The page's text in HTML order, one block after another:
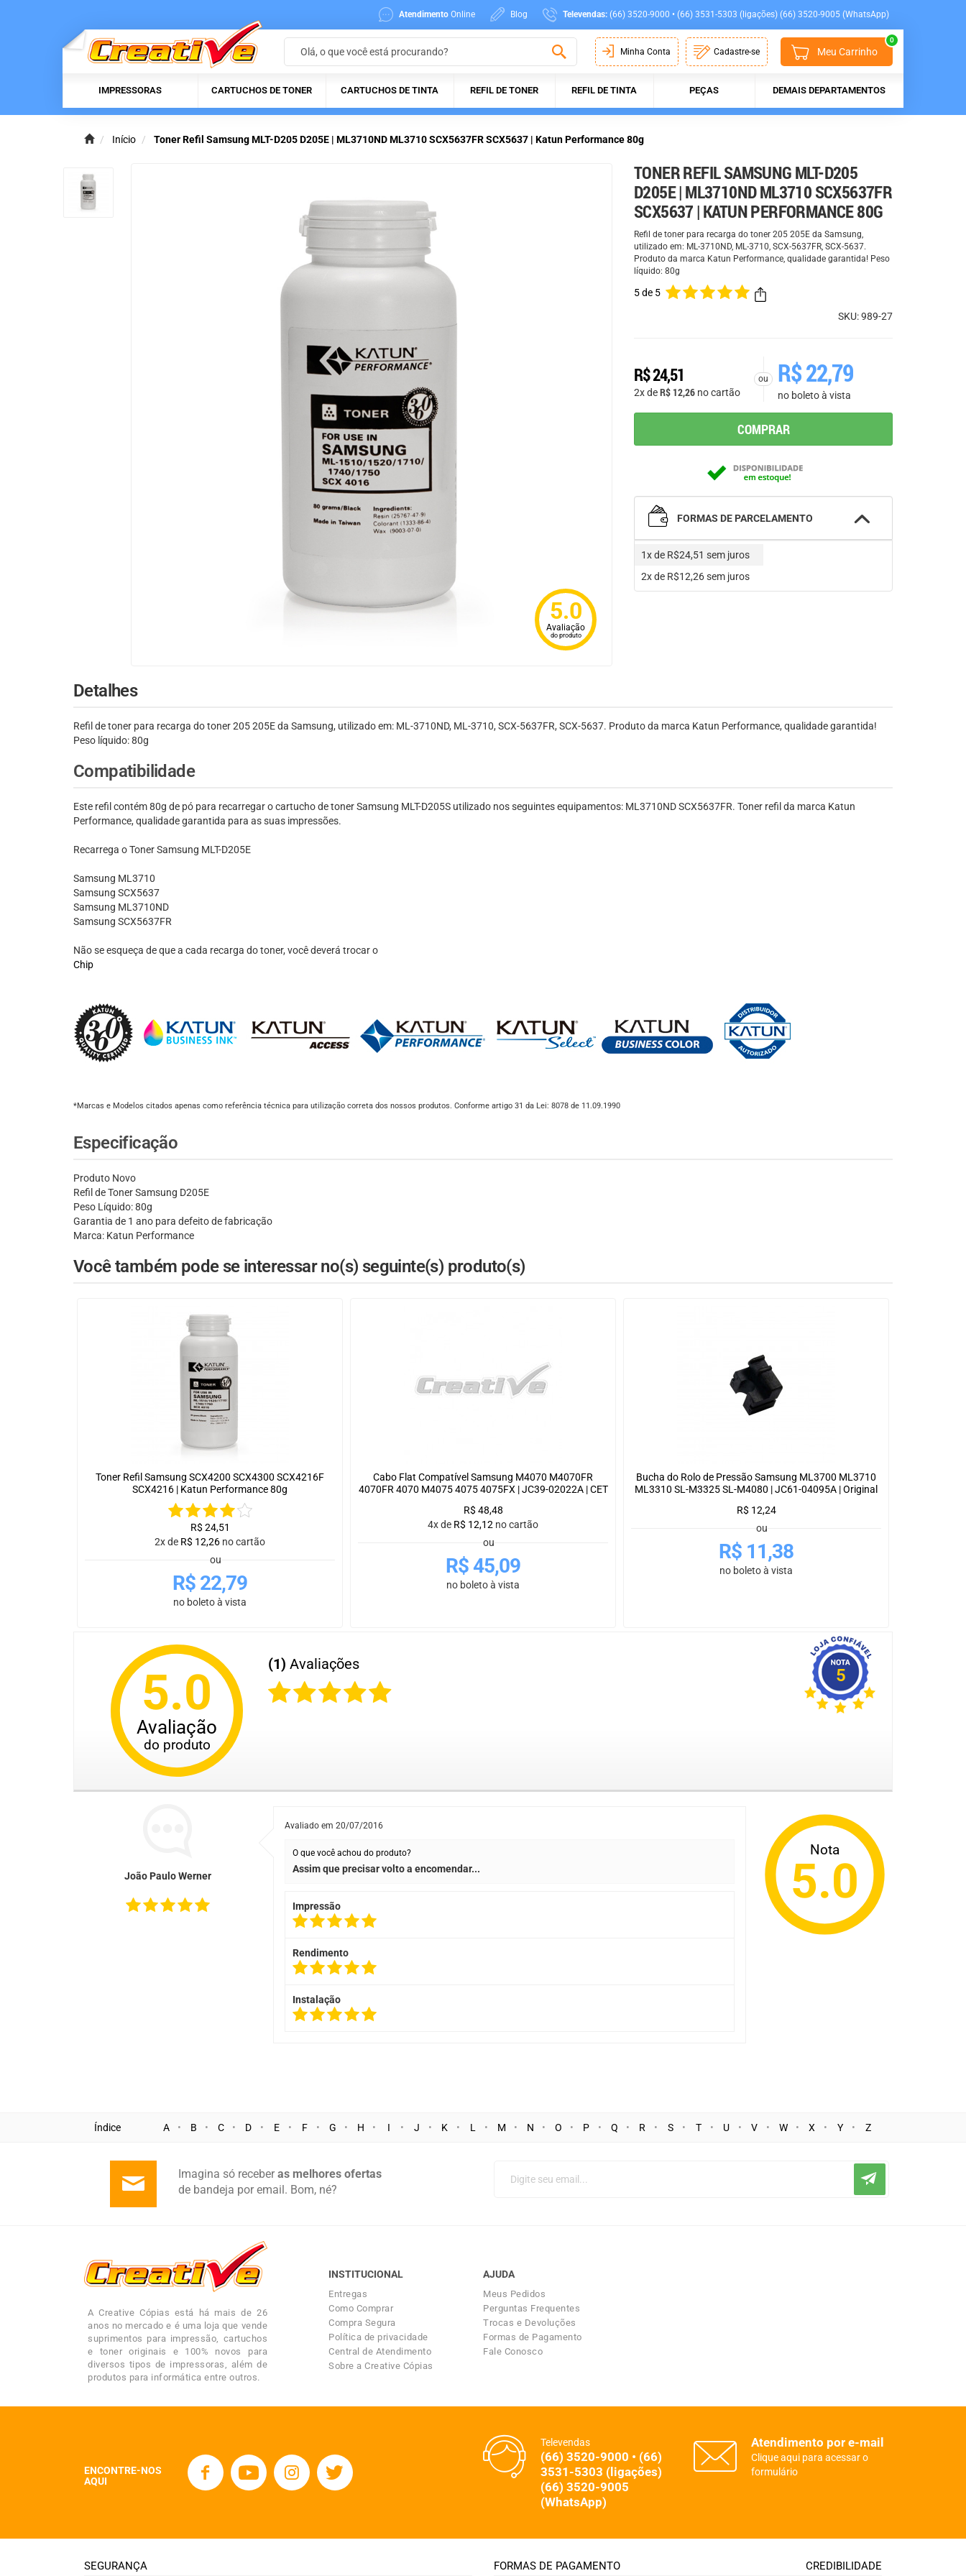
Atendimento Online Blog Televendas: (66) 3520-9000 • (66) 3531-5303 (ligações) (66) 3520-9005 (WhatsApp)
Minha Conta Cadastre-se Meu Carrinho
0
IMPRESSORAS CARTUCHOS DE TONER CARTUCHOS DE TINTA REFIL DE TONER REFIL DE TINTA PEÇAS DEMAIS DEPARTAMENTOS
Início Toner Refil Samsung MLT-D205 D205E | ML3710ND ML3710 SCX5637FR SCX5637 | Katun Performance 80g
5.0
Avaliação
do produto
TONER REFIL SAMSUNG MLT-D205
D205E | ML3710ND ML3710 SCX5637FR
SCX5637 | KATUN PERFORMANCE 80G
Refil de toner para recarga do toner 205 205E da Samsung,
utilizado em: ML-3710ND, ML-3710, SCX-5637FR, SCX-5637.
Produto da marca Katun Performance, qualidade garantida! Peso
líquido: 80g
5 de 5
SKU: 989-27
R$24,51
2x deR$ 12,26 no cartão
ou R$22,79
no boleto à vista
COMPRAR
FORMAS DE PARCELAMENTO
1x de R$24,51 sem juros
2x de R$12,26sem juros
Detalhes
Refil de toner para recarga do toner 205 205E da Samsung, utilizado em: ML-3710ND, ML-3710, SCX-5637FR, SCX-5637. Produto da marca Katun Performance, qualidade garantida!
Peso líquido: 80g
Compatibilidade
Este refil contém 80g de pó para recarregar o cartucho de toner Samsung MLT-D205S utilizado nos seguintes equipamentos: ML3710ND SCX5637FR. Toner refil da marca Katun
Performance, qualidade garantida para as suas impressões.
Recarrega o Toner Samsung MLT-D205E
Samsung ML3710
Samsung SCX5637
Samsung ML3710ND
Samsung SCX5637FR
Não se esqueça de que a cada recarga do toner, você deverá trocar o
Chip
*Marcas e Modelos citados apenas como referência técnica para utilização correta dos nossos produtos. Conforme artigo 31 da Lei: 8078 de 11.09.1990
Especificação
Produto Novo
Refil de Toner Samsung D205E
Peso Líquido: 80g
Garantia de 1 ano para defeito de fabricação
Marca: Katun Performance
Você também pode se interessar no(s) seguinte(s) produto(s)
Toner Refil Samsung SCX4200 SCX4300 SCX4216F
SCX4216 | Katun Performance 80g
R$ 24,51
2x de R$ 12,26 no cartão
ou
R$ 22,79
no boleto à vista
Cabo Flat Compatível Samsung M4070 M4070FR
4070FR 4070 M4075 4075 4075FX | JC39-02022A | CET
R$ 48,48
4x de R$ 12,12 no cartão
ou
R$45,09
no boleto à vista
Bucha do Rolo de Pressão Samsung ML3700 ML3710
ML3310 SL-M3325 SL-M4080 | JC61-04095A | Original
R$ 12,24
ou
R$ 11,38
no boleto à vista
5.0
Avaliação
do produto
(1) Avaliações
5
João Paulo Werner
Avaliado em 20/07/2016
O que você achou do produto?
Assim que precisar volto a encomendar...
Impressão
Rendimento
Instalação
Nota
5.0
Índice A B C D E F G H I J K L M N O P Q R S T U V W X Y Z
Imagina só receberas melhores ofertas
de bandeja por email. Bom, né?
A Creative Cópias está há mais de 26
anos no mercado e é uma loja que vende
suprimentos para impressão, cartuchos
e toner originais e 100% novos para
diversos tipos de impressoras, além de
produtos para informática entre outros.
INSTITUCIONAL
Entregas
Como Comprar
Compra Segura
Política de privacidade
Central de Atendimento
Sobre a Creative Cópias
AJUDA
Meus Pedidos
Perguntas Frequentes
Trocas e Devoluções
Formas de Pagamento
Fale Conosco
ENCONTRE-NOS
AQUI
Televendas
(66) 3520-9000 • (66)
3531-5303 (ligações)
(66) 3520-9005
(WhatsApp)
Atendimento por e-mail
Clique aqui para acessar o
formulário
SEGURANÇA FORMAS DE PAGAMENTO CREDIBILIDADE